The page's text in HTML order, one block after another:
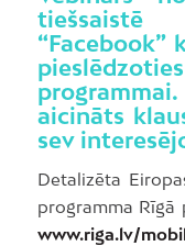
tiešsaistē
“Facebook”
aicināts
sev
Detalizēta
programma Rīgā
www.riga.lv/